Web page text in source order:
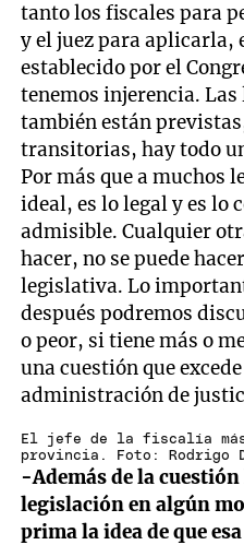
tanto los fiscales para
y el juez para aplicarla,
establecido por el
tenemos injerencia.
también están
transitorias, hay todo
Por más que a muchos
ideal, es lo legal y es lo
admisible. Cualquier
hacer, no se puede
legislativa. Lo
después podremos
o peor, si tiene más o
una cuestión que
administración de
El jefe de la fiscalía
provincia. Foto: Rodrigo
-Además de la
legislación en algún
prima la idea de que